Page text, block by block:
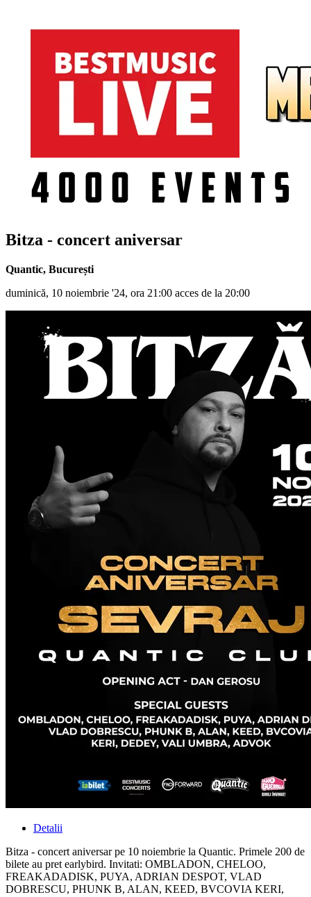
Bitza - concert aniversar
Quantic, București
duminică, 10 noiembrie '24, ora 21:00 acces de la 20:00
Detalii
Bitza - concert aniversar pe 10 noiembrie la Quantic. Primele 200 de
bilete au pret earlybird. Invitati: OMBLADON, CHELOO,
FREAKADADISK, PUYA, ADRIAN DESPOT, VLAD
DOBRESCU, PHUNK B, ALAN, KEED, BVCOVIA KERI,